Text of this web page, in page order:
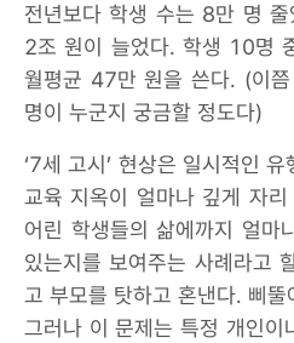
전년보다 학생 수는 8만 명 줄
2조 원이 늘었다. 학생 10명
월평균 47만 원을 쓴다. (이
명이 누군지 궁금할 정도다)
‘7세 고시’ 현상은 일시적인
교육 지옥이 얼마나 깊게 자리
어린 학생들의 삶에까지 얼마
있는지를 보여주는 사례라고
고 부모를 탓하고 혼낸다. 삐
그러나 이 문제는 특정 개인이